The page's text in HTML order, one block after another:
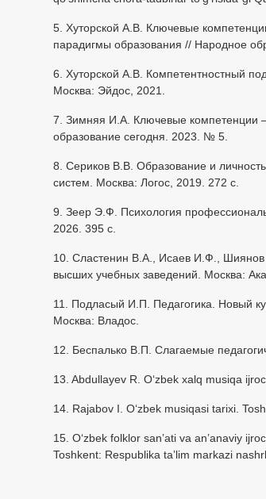
5. Хуторской А.В. Ключевые
парадигмы образования // Народное
6. Хуторской А.В. Компетентностный
Москва: Эйдос, 2021.
7. Зимняя И.А. Ключевые компетенции
образование сегодня. 2023. № 5.
8. Сериков В.В. Образование и
систем. Москва: Логос, 2019. 272 с.
9. Зеер Э.Ф. Психология
2026. 395 с.
10. Сластенин В.А., Исаев И.Ф., Шиянов
высших учебных заведений. Москва:
11. Подласый И.П. Педагогика. Новый
Москва: Владос.
12. Беспалько В.П. Слагаемые
13. Abdullayev R. Oʻzbek xalq musiqa
14. Rajabov I. Oʻzbek musiqasi tarixi.
15. Oʻzbek folklor sanʼati va anʼanaviy
Toshkent: Respublika taʼlim markazi